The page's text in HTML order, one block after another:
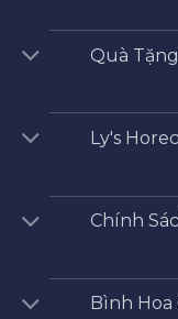
Quà
Ly's
Chính
Bình Hoa